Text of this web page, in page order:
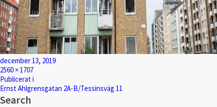
Postat
december 13, 2019
Full
storlek
2560 × 1707
Inläggsnavigering
Publicerat i
Ernst Ahlgrensgatan 2A-B/Tessinsväg 11
Search